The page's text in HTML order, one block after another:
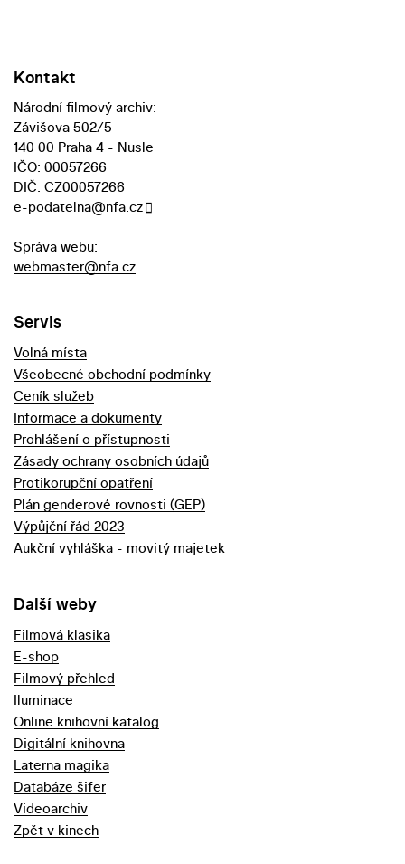
Kontakt
Národní filmový archiv:
Závišova 502/5
140 00 Praha 4 - Nusle
IČO: 00057266
DIČ: CZ00057266
e-podatelna@nfa.cz
Správa webu:
webmaster@nfa.cz
Servis
Volná místa
Všeobecné obchodní podmínky
Ceník služeb
Informace a dokumenty
Prohlášení o přístupnosti
Zásady ochrany osobních údajů
Protikorupční opatření
Plán genderové rovnosti (GEP)
Výpůjční řád 2023
Aukční vyhláška - movitý majetek
Další weby
Filmová klasika
E-shop
Filmový přehled
Iluminace
Online knihovní katalog
Digitální knihovna
Laterna magika
Databáze šifer
Videoarchiv
Zpět v kinech